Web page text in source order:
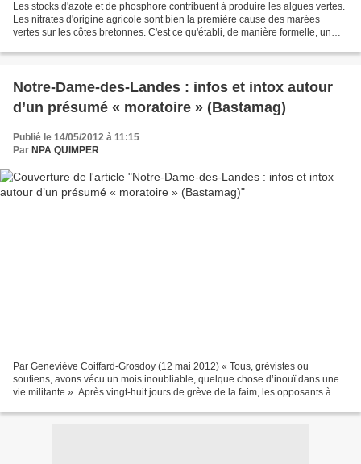
Les stocks d'azote et de phosphore contribuent à produire les algues vertes.
Les nitrates d'origine agricole sont bien la première cause des marées
vertes sur les côtes bretonnes. C'est ce qu'établi, de manière formelle, un
Notre-Dame-des-Landes : infos et intox autour
d’un présumé « moratoire » (Bastamag)
Publié le 14/05/2012 à 11:15
Par NPA QUIMPER
Par Geneviève Coiffard-Grosdoy (12 mai 2012) « Tous, grévistes ou
soutiens, avons vécu un mois inoubliable, quelque chose d’inouï dans une
vie militante ». Après vingt-huit jours de grève de la faim, les opposants à